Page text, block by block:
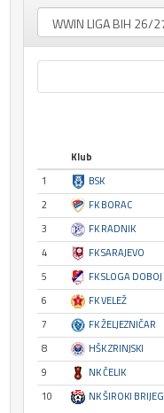
Klub
1
BSK
2
FK BORAC
3
FK RADNIK
4
FK SARAJEVO
5
FK SLOGA DOBOJ
6
FK VELEŽ
7
FK ŽELJEZNIČAR
8
HŠK ZRINJSKI
9
NK ČELIK
10
NK ŠIROKI BRIJEG